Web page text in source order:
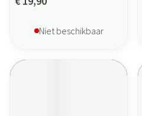
Niet beschikbaar